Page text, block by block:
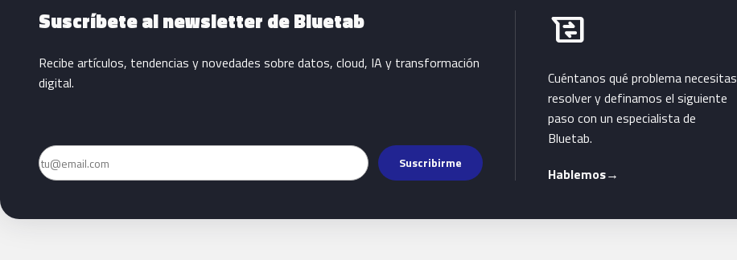
Suscríbete al newsletter de Bluetab
Recibe artículos, tendencias y novedades sobre datos, cloud, IA y transformación
digital.
Email Suscribirme
business_messages
Habla con Bluetab
Cuéntanos qué problema necesitas
resolver y definamos el siguiente
paso con un especialista de
Bluetab.
Hablemos→